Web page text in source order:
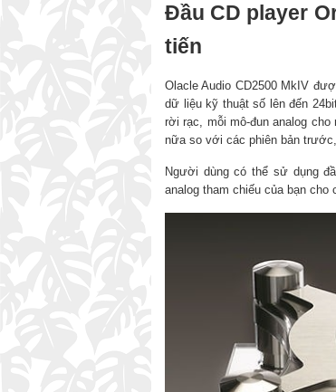
Đầu CD player
tiến
Olacle Audio CD2500 MkIV
dữ liệu kỹ thuật số lên đến
rời rạc, mỗi mô-đun analog
nữa so với các phiên bản
Người dùng có thể sử dụng
analog tham chiếu của bạn